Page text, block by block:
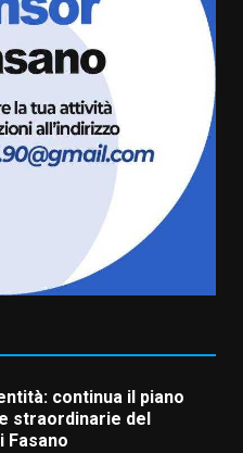
17:30
azione nelle
11:03
a colpi di arma
18:13
continua il piano
straordinarie del
Fasano